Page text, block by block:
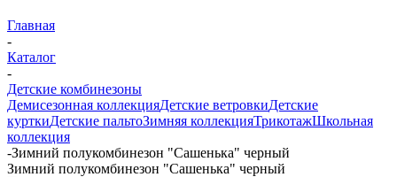
Главная
-
Каталог
-
Детские комбинезоны
Демисезонная коллекцияДетские ветровкиДетские
курткиДетские пальтоЗимняя коллекцияТрикотажШкольная
коллекция
-Зимний полукомбинезон "Сашенька" черный
Зимний полукомбинезон "Сашенька" черный